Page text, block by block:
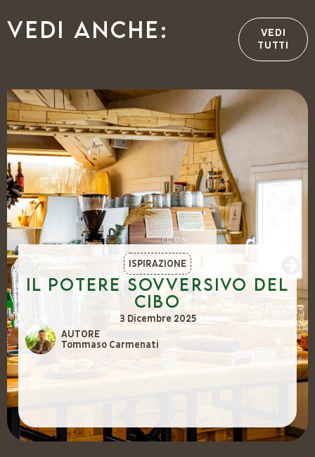
Vedi anche:
VEDI
TUTTI
ISPIRAZIONE
Il potere sovversivo del
cibo
3 Dicembre 2025
AUTORE
Tommaso Carmenati